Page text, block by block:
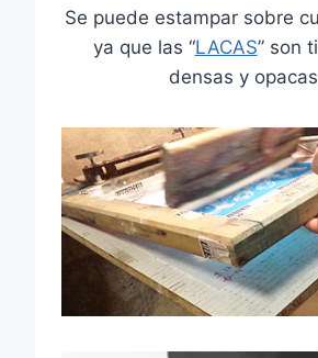
Se puede estampar sobre
ya que las “LACAS” son
densas y